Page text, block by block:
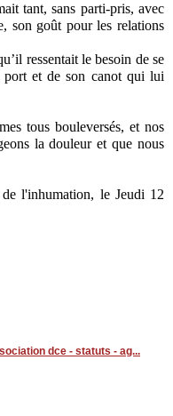
tant, sans parti-pris, avec
son goût pour les relations
ressentait le besoin de se
port et de son canot qui lui
tous bouleversés, et nos
la douleur et que nous
l'inhumation, le Jeudi 12
dce - statuts - ag...